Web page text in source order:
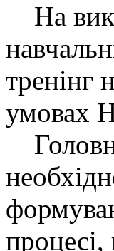
На
тренінг
умовах
процесі,